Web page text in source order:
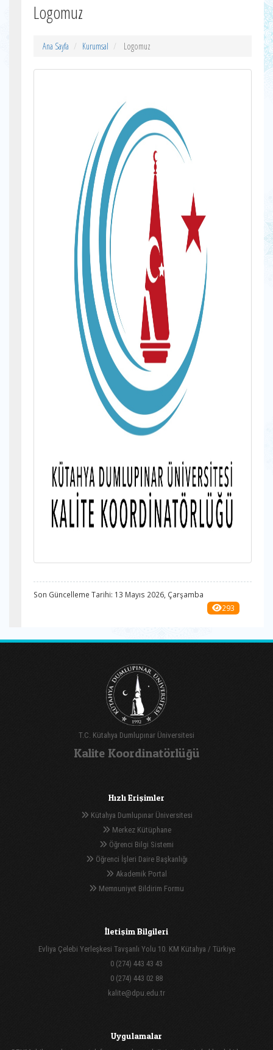
Logomuz
Ana Sayfa Kurumsal Logomuz
Son Güncelleme Tarihi: 13 Mayıs 2026, Çarşamba
293
T.C. Kütahya Dumlupınar Üniversitesi
Kalite Koordinatörlüğü
Hızlı Erişimler
Kütahya Dumlupınar Üniversitesi
Merkez Kütüphane
Öğrenci Bilgi Sistemi
Öğrenci İşleri Daire Başkanlığı
Akademik Portal
Memnuniyet Bildirim Formu
İletişim Bilgileri
Evliya Çelebi Yerleşkesi Tavşanlı Yolu 10. KM Kütahya / Türkiye
0 (274) 443 43 43
0 (274) 443 02 88
kalite@dpu.edu.tr
Uygulamalar